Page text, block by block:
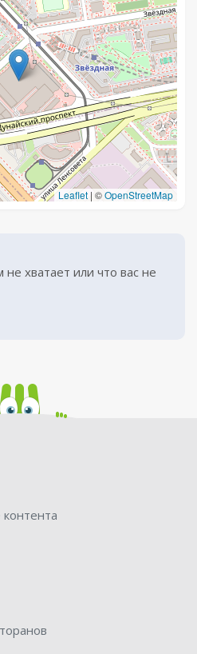
Leaflet | ©OpenStreetMap
не хватает или что вас не